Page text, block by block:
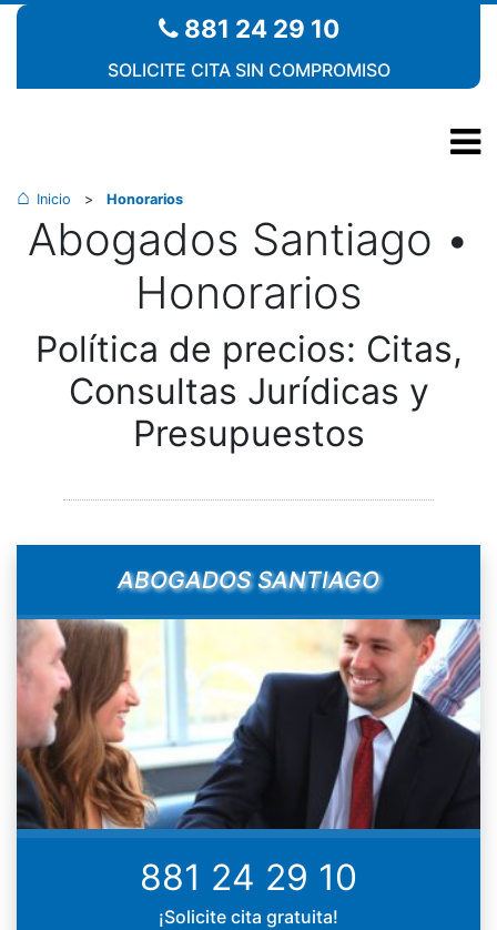
881 24 29 10
SOLICITE CITA SIN COMPROMISO
Inicio > Honorarios
Abogados Santiago •
Honorarios
Política de precios: Citas,
Consultas Jurídicas y
Presupuestos
ABOGADOS SANTIAGO
881 24 29 10
¡Solicite cita gratuita!